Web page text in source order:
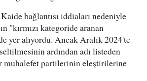
bağlantısı iddiaları nedeniyle
"kırmızı kategoride aranan
yer alıyordu. Ancak Aralık 2024'te
ardından adı listeden
muhalefet partilerinin eleştirilerine